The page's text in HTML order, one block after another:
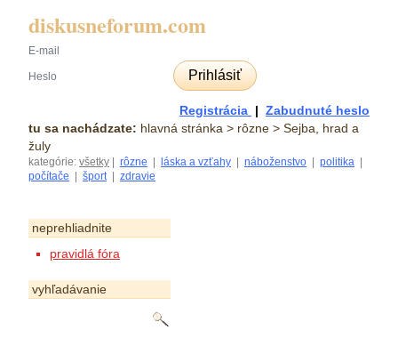
diskusneforum.com
Prihlásiť
Registrácia | Zabudnuté heslo
tu sa nachádzate: hlavná stránka > rôzne > Sejba, hrad a
žuly
kategórie: všetky rôzne láska a vzťahy náboženstvo politika
počítače
šport| zdravie
neprehliadnite
pravidlá fóra
vyhľadávanie